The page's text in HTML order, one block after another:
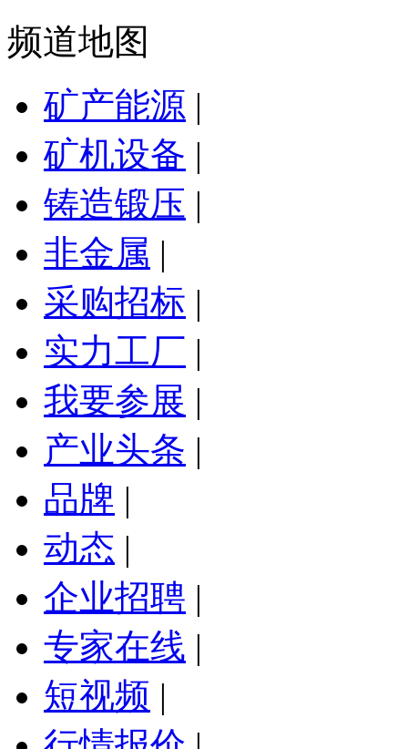
频道地图
矿产能源 |
矿机设备 |
铸造锻压 |
非金属 |
采购招标 |
实力工厂 |
我要参展 |
产业头条 |
品牌 |
动态 |
企业招聘 |
专家在线 |
短视频 |